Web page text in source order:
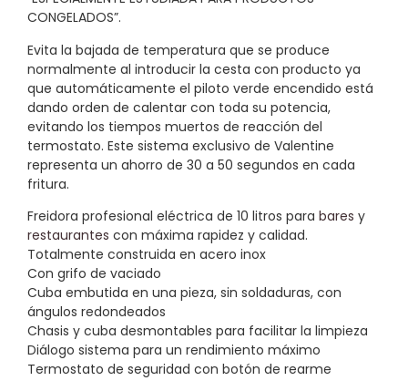
CONGELADOS”.
Evita la bajada de temperatura que se produce
normalmente al introducir la cesta con producto ya
que automáticamente el piloto verde encendido está
dando orden de calentar con toda su potencia,
evitando los tiempos muertos de reacción del
termostato. Este sistema exclusivo de Valentine
representa un ahorro de 30 a 50 segundos en cada
fritura.
Freidora profesional eléctrica de 10 litros para bares y
restaurantes con máxima rapidez y calidad.
Totalmente construida en acero inox
Con grifo de vaciado
Cuba embutida en una pieza, sin soldaduras, con
ángulos redondeados
Chasis y cuba desmontables para facilitar la limpieza
Diálogo sistema para un rendimiento máximo
Termostato de seguridad con botón de rearme